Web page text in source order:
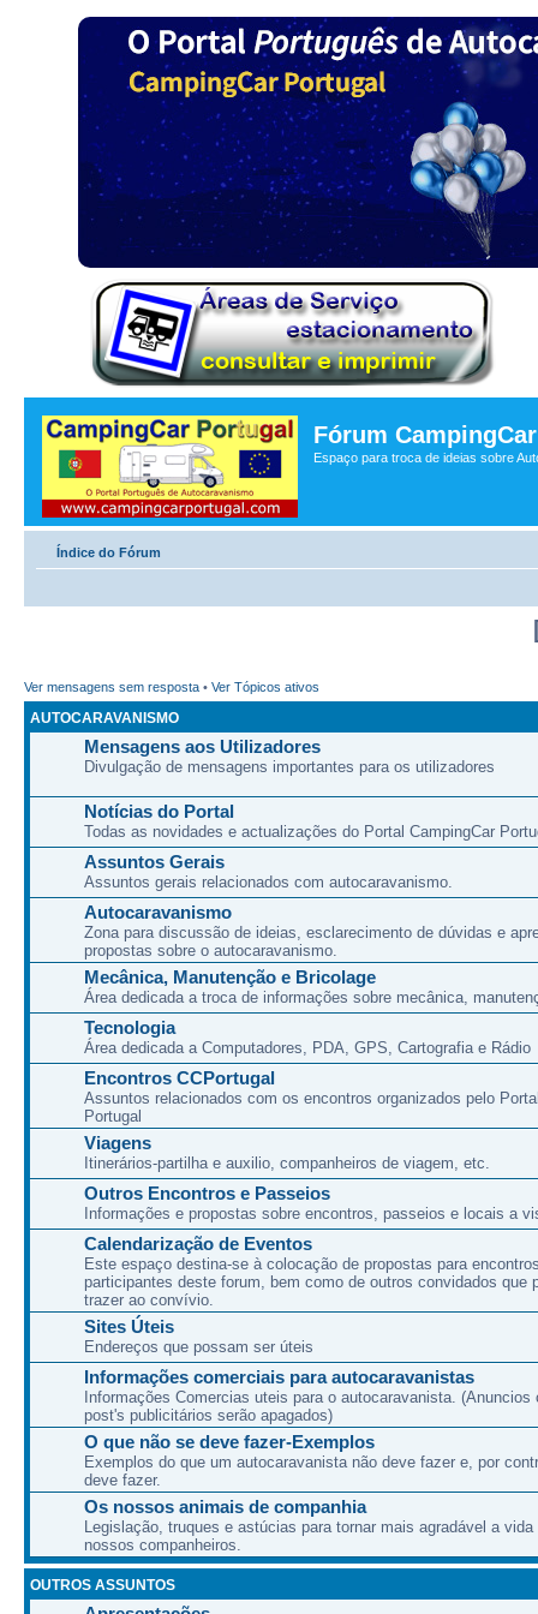
Fórum
Espaço para troca de ideias sobre
Índice do Fórum
Ver mensagens sem resposta • Ver Tópicos ativos
AUTOCARAVANISMO
Mensagens aos Utilizadores
Divulgação de mensagens importantes para os utilizadores
Notícias do Portal
Todas as novidades e actualizações do Portal CampingCar
Assuntos Gerais
Assuntos gerais relacionados com autocaravanismo.
Autocaravanismo
Zona para discussão de ideias, esclarecimento de dúvidas e
propostas sobre o autocaravanismo.
Mecânica, Manutenção e Bricolage
Área dedicada a troca de informações sobre mecânica,
Tecnologia
Área dedicada a Computadores, PDA, GPS, Cartografia e Rádio
Encontros CCPortugal
Assuntos relacionados com os encontros organizados pelo
Portugal
Viagens
Itinerários-partilha e auxilio, companheiros de viagem, etc.
Outros Encontros e Passeios
Informações e propostas sobre encontros, passeios e locais a
Calendarização de Eventos
Este espaço destina-se à colocação de propostas para
participantes deste forum, bem como de outros convidados que
trazer ao convívio.
Sites Úteis
Endereços que possam ser úteis
Informações comerciais para autocaravanistas
Informações Comercias uteis para o autocaravanista. (Anuncios
post's publicitários serão apagados)
O que não se deve fazer-Exemplos
Exemplos do que um autocaravanista não deve fazer e, por
deve fazer.
Os nossos animais de companhia
Legislação, truques e astúcias para tornar mais agradável a vida
nossos companheiros.
OUTROS ASSUNTOS